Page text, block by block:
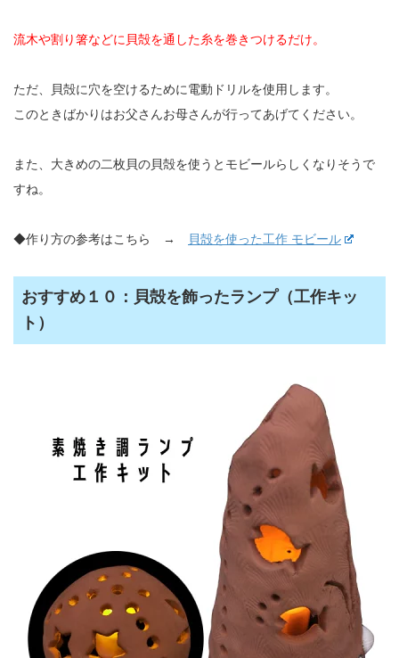
流木や割り箸などに貝殻を通した糸を巻きつけるだけ。
ただ、貝殻に穴を空けるために電動ドリルを使用します。
このときばかりはお父さんお母さんが行ってあげてください。
また、大きめの二枚貝の貝殻を使うとモビールらしくなりそうで
すね。
◆作り方の参考はこちら → 貝殻を使った工作 モビール
おすすめ１０：貝殻を飾ったランプ（工作キッ
ト）